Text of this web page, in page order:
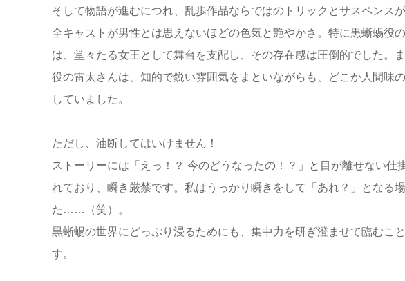
そして物語が進むにつれ、乱歩作品ならではのトリックとサスペンスが
全キャストが男性とは思えないほどの色気と艶やかさ。特に黒蜥蜴役
は、堂々たる女王として舞台を支配し、その存在感は圧倒的でした。
役の雷太さんは、知的で鋭い雰囲気をまといながらも、どこか人間味
していました。
ただし、油断してはいけません！
ストーリーには「えっ！？ 今のどうなったの！？」と目が離せない仕
れており、瞬き厳禁です。私はうっかり瞬きをして「あれ？」となる
た……（笑）。
黒蜥蜴の世界にどっぷり浸るためにも、集中力を研ぎ澄ませて臨むこ
す。